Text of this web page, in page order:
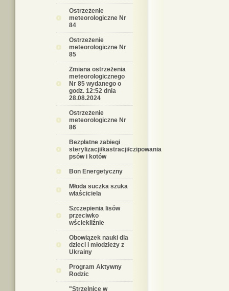
Ostrzeżenie
meteorologiczne Nr
84
Ostrzeżenie
meteorologiczne Nr
85
Zmiana ostrzeżenia
meteorologicznego
Nr 85 wydanego o
godz. 12:52 dnia
28.08.2024
Ostrzeżenie
meteorologiczne Nr
86
Bezpłatne zabiegi
sterylizacji/kastracji/czipowania
psów i kotów
Bon Energetyczny
Młoda suczka szuka
właściciela
Szczepienia lisów
przeciwko
wściekliźnie
Obowiązek nauki dla
dzieci i młodzieży z
Ukrainy
Program Aktywny
Rodzic
"Strzelnice w